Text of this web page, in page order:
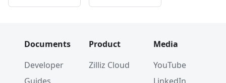
Documents
Developer
Product
Zilliz Cloud
Media
YouTube